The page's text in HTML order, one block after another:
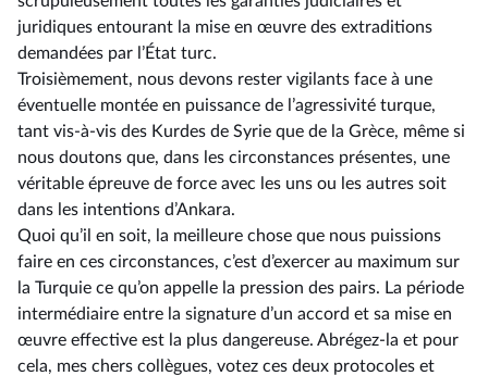
juridiques entourant la mise en œuvre des extraditions
demandées par l’État turc.
Troisièmement, nous devons rester vigilants face à une
éventuelle montée en puissance de l’agressivité turque,
tant vis-à-vis des Kurdes de Syrie que de la Grèce, même si
nous doutons que, dans les circonstances présentes, une
véritable épreuve de force avec les uns ou les autres soit
dans les intentions d’Ankara.
Quoi qu’il en soit, la meilleure chose que nous puissions
faire en ces circonstances, c’est d’exercer au maximum sur
la Turquie ce qu’on appelle la pression des pairs. La période
intermédiaire entre la signature d’un accord et sa mise en
œuvre effective est la plus dangereuse. Abrégez-la et pour
cela, mes chers collègues, votez ces deux protocoles et